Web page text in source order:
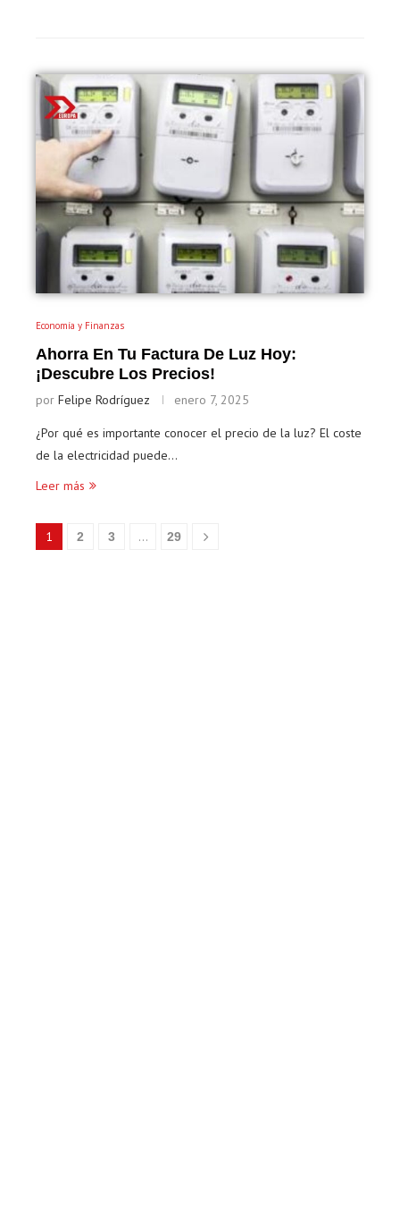
Economía y Finanzas
Ahorra En Tu Factura De Luz Hoy:
¡descubre Los Precios!
por Felipe Rodríguez enero 7, 2025
¿Por qué es importante conocer el precio de la luz? El coste
de la electricidad puede…
Leer más
1 2 3 … 29